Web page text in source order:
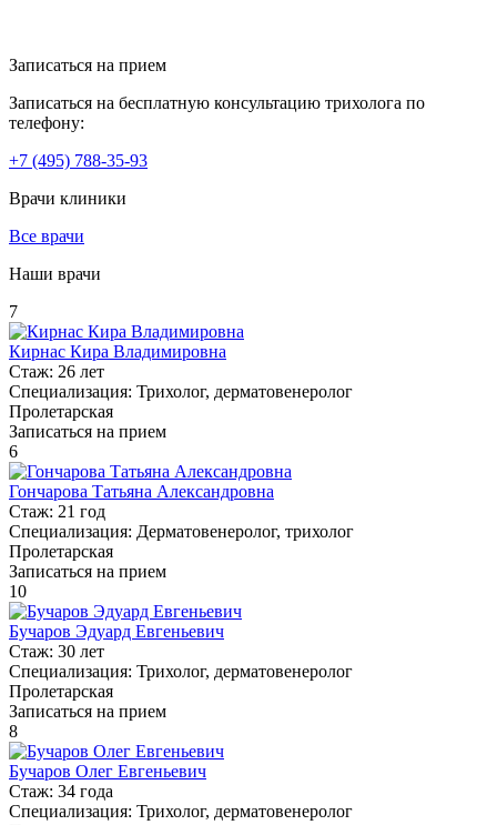
Записаться на прием
Записаться на бесплатную консультацию трихолога по
телефону:
+7 (495) 788-35-93
Врачи клиники
Все врачи
Наши врачи
7
Кирнас Кира Владимировна
Стаж: 26 лет
Специализация: Трихолог, дерматовенеролог
Пролетарская
Записаться на прием
6
Гончарова Татьяна Александровна
Стаж: 21 год
Специализация: Дерматовенеролог, трихолог
Пролетарская
Записаться на прием
10
Бучаров Эдуард Евгеньевич
Стаж: 30 лет
Специализация: Трихолог, дерматовенеролог
Пролетарская
Записаться на прием
8
Бучаров Олег Евгеньевич
Стаж: 34 года
Специализация: Трихолог, дерматовенеролог